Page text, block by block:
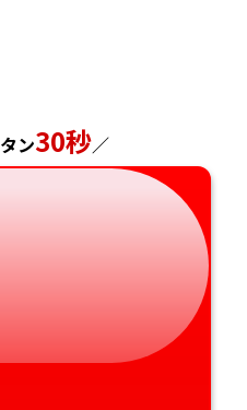
県県
県
県
ン30秒／